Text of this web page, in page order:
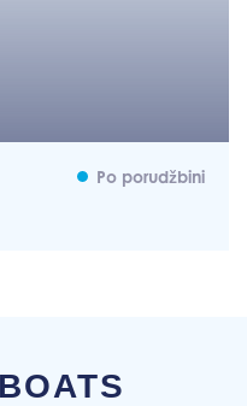
Po porudžbini